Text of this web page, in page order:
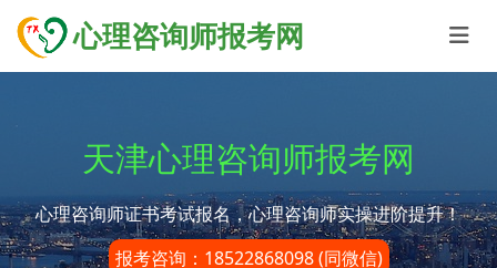
心理咨询师报考网
天津心理咨询师报考网
心理咨询师证书考试报名，心理咨询师实操进阶提升！
报考咨询：18522868098 (同微信)